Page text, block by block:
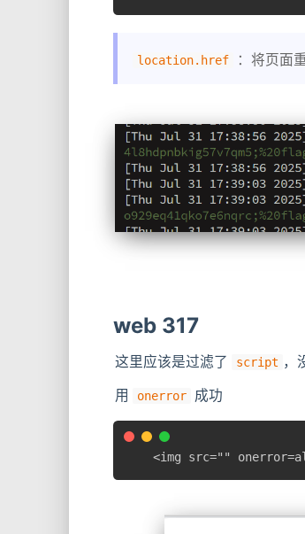
location.href ：将页面
web 317
这里应该是过滤了 script ，
用
onerror 成功
<img src=""